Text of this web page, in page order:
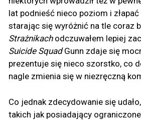
lat podnieść nieco poziom i
starając się wyróżnić na tle coraz
Strażnikach odczuwałem lepiej
Suicide SquadGunn zdaje się
prezentuje się nieco szorstko, co
nagle zmienia się w niezręczną
Co jednak zdecydowanie się
takich jak posiadający